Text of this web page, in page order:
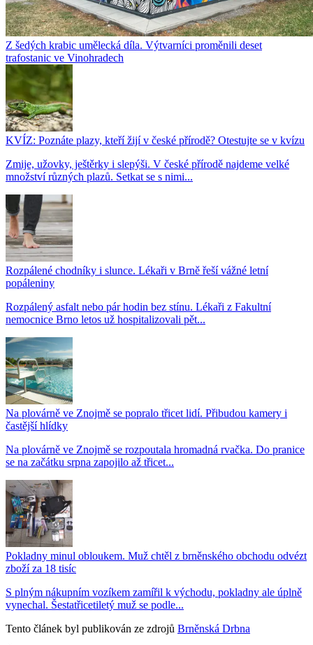
Z šedých krabic umělecká díla. Výtvarníci proměnili deset
trafostanic ve Vinohradech
KVÍZ: Poznáte plazy, kteří žijí v české přírodě? Otestujte se v kvízu
Zmije, užovky, ještěrky i slepýši. V české přírodě najdeme velké
množství různých plazů. Setkat se s nimi...
Rozpálené chodníky i slunce. Lékaři v Brně řeší vážné letní
popáleniny
Rozpálený asfalt nebo pár hodin bez stínu. Lékaři z Fakultní
nemocnice Brno letos už hospitalizovali pět...
Na plovárně ve Znojmě se popralo třicet lidí. Přibudou kamery i
častější hlídky
Na plovárně ve Znojmě se rozpoutala hromadná rvačka. Do pranice
se na začátku srpna zapojilo až třicet...
Pokladny minul obloukem. Muž chtěl z brněnského obchodu odvézt
zboží za 18 tisíc
S plným nákupním vozíkem zamířil k východu, pokladny ale úplně
vynechal. Šestatřicetiletý muž se podle...
Tento článek byl publikován ze zdrojů Brněnská Drbna